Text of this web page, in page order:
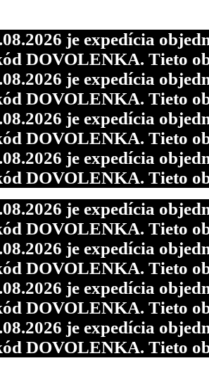
je expedícia
DOVOLENKA. Tieto
je expedícia
DOVOLENKA. Tieto
je expedícia
DOVOLENKA. Tieto
je expedícia
DOVOLENKA. Tieto
je expedícia
DOVOLENKA. Tieto
je expedícia
DOVOLENKA. Tieto
je expedícia
DOVOLENKA. Tieto
je expedícia
DOVOLENKA. Tieto